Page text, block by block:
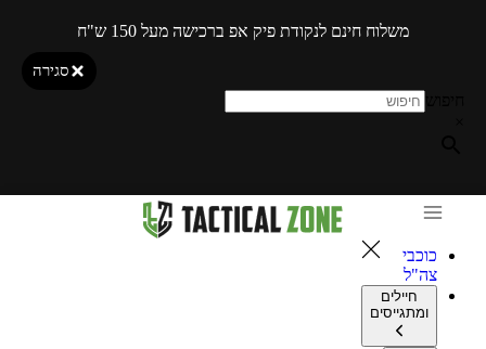
משלוח חינם לנקודת פיק אפ ברכישה מעל 150 ש"ח
סגירה
כוכבי
צה"ל
חיילים
ומתגייסים